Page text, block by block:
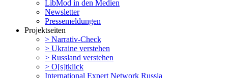
LibMod in den Medien
Newsletter
Presse­mel­dungen
Projekt­seiten
> Narrativ-Check
> Ukraine verstehen
> Russland verstehen
> O[s]tklick
Inter­na­tional Expert Network Russia